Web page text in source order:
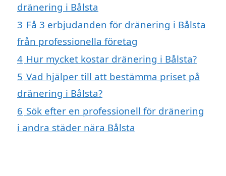
dränering i Bålsta
3 Få 3 erbjudanden för dränering i Bålsta
från professionella företag
4 Hur mycket kostar dränering i Bålsta?
5 Vad hjälper till att bestämma priset på
dränering i Bålsta?
6 Sök efter en professionell för dränering
i andra städer nära Bålsta